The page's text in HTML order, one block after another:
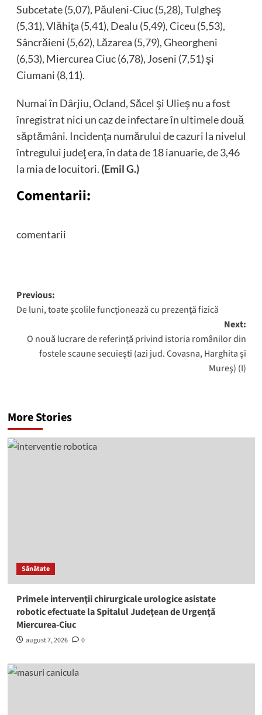
Subcetate (5,07), Păuleni-Ciuc (5,28), Tulgheş
(5,31), Vlăhiţa (5,41), Dealu (5,49), Ciceu (5,53),
Sâncrăieni (5,62), Lăzarea (5,79), Gheorgheni
(6,53), Miercurea Ciuc (6,78), Joseni (7,51) şi
Ciumani (8,11).
Numai în Dârjiu, Ocland, Săcel şi Ulieş nu a fost
înregistrat nici un caz de infectare în ultimele două
săptămâni. Incidenţa numărului de cazuri la nivelul
întregului judeţ era, în data de 18 ianuarie, de 3,46
la mia de locuitori. (Emil G.)
Comentarii:
comentarii
Post
navigation
Previous:
De luni, toate şcolile funcţionează cu prezenţă fizică
Next:
O nouă lucrare de referinţă privind istoria românilor din
fostele scaune secuieşti (azi jud. Covasna, Harghita şi
Mureş) (I)
More Stories
Sănătate
Primele intervenţii chirurgicale urologice asistate
robotic efectuate la Spitalul Judeţean de Urgenţă
Miercurea-Ciuc
august 7, 2026 0